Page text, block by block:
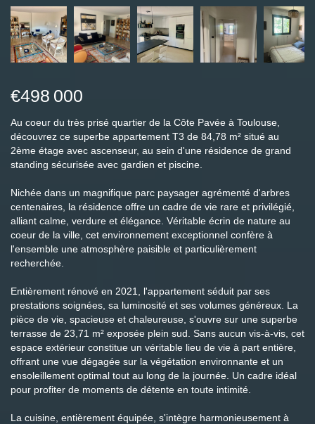
€498 000
Au coeur du très prisé quartier de la Côte Pavée à Toulouse,
découvrez ce superbe appartement T3 de 84,78 m² situé au
2ème étage avec ascenseur, au sein d'une résidence de grand
standing sécurisée avec gardien et piscine.
Nichée dans un magnifique parc paysager agrémenté d'arbres
centenaires, la résidence offre un cadre de vie rare et privilégié,
alliant calme, verdure et élégance. Véritable écrin de nature au
coeur de la ville, cet environnement exceptionnel confère à
l'ensemble une atmosphère paisible et particulièrement
recherchée.
Entièrement rénové en 2021, l'appartement séduit par ses
prestations soignées, sa luminosité et ses volumes généreux. La
pièce de vie, spacieuse et chaleureuse, s'ouvre sur une superbe
terrasse de 23,71 m² exposée plein sud. Sans aucun vis-à-vis, cet
espace extérieur constitue un véritable lieu de vie à part entière,
offrant une vue dégagée sur la végétation environnante et un
ensoleillement optimal tout au long de la journée. Un cadre idéal
pour profiter de moments de détente en toute intimité.
La cuisine, entièrement équipée, s'intègre harmonieusement à